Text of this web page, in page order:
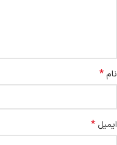
نام*
ایمیل *